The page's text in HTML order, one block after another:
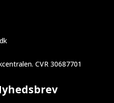
CVR 30687701